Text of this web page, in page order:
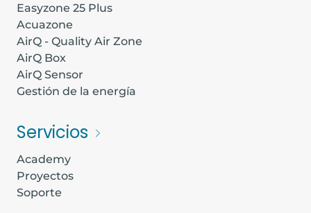
Easyzone 25 Plus
Acuazone
AirQ - Quality Air Zone
AirQ Box
AirQ Sensor
Gestión de la energía
Servicios
Academy
Proyectos
Soporte